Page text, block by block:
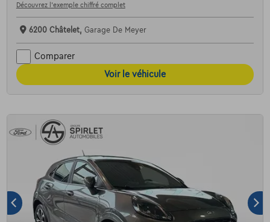
Découvrez l’exemple chiffré complet
6200 Châtelet, Garage De Meyer
Comparer
Voir le véhicule